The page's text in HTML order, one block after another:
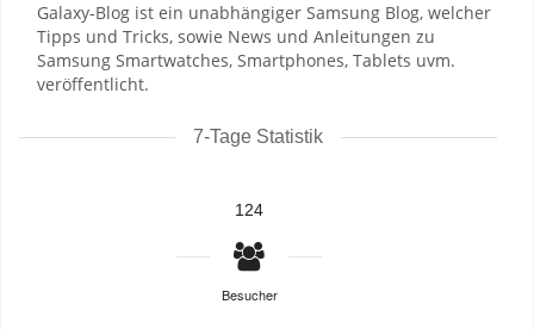
Galaxy-Blog ist ein unabhängiger Samsung Blog, welcher
Tipps und Tricks, sowie News und Anleitungen zu
Samsung Smartwatches, Smartphones, Tablets uvm.
veröffentlicht.
7-Tage Statistik
124
Besucher